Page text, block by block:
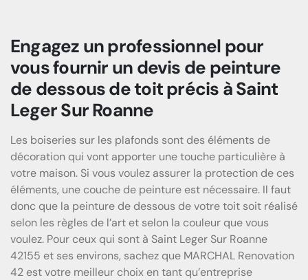
Engagez un professionnel pour
vous fournir un devis de peinture
de dessous de toit précis à Saint
Leger Sur Roanne
Les boiseries sur les plafonds sont des éléments de
décoration qui vont apporter une touche particulière à
votre maison. Si vous voulez assurer la protection de ces
éléments, une couche de peinture est nécessaire. Il faut
donc que la peinture de dessous de votre toit soit réalisé
selon les règles de l’art et selon la couleur que vous
voulez. Pour ceux qui sont à Saint Leger Sur Roanne
42155 et ses environs, sachez que MARCHAL Renovation
42 est votre meilleur choix en tant qu’entreprise